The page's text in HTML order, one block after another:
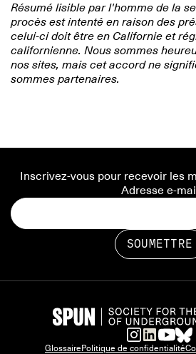
Résumé lisible par l'homme de la
procès est intenté en raison des
celui-ci doit être en Californie et
californienne. Nous sommes
nos sites, mais cet accord ne
sommes partenaires.
Inscrivez-vous pour recevoir les
Adresse e-
GlossairePolitique de confidentialité